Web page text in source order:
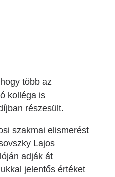
több az
kolléga is
részesült.
szakmai elismerést
Lajos
adják át
jelentős értéket